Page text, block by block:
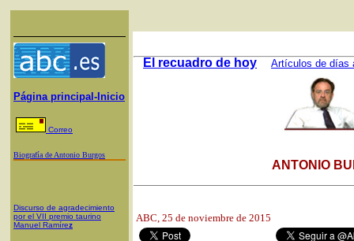
Página principal-Inicio
Correo
Biografía de Antonio Burgos
Discurso de agradecimiento
por el VII premio taurino
Manuel Ramírez
El recuadro de hoy Artículos de días
ANTONIO
ABC, 25 de noviembre de 2015